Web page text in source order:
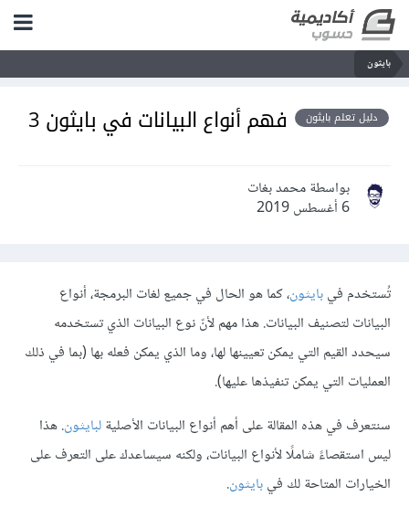
بايثون
دليل تعلم بايثون فهم أنواع البيانات في بايثون 3
بواسطة محمد بغات
6 أغسطس 2019
تُستخدم فيبايثون، كما هو الحال في جميع لغات البرمجة، أنواع
البيانات لتصنيف البيانات. هذا مهم لأنّ نوع البيانات الذي تستخدمه
سيحدد القيم التي يمكن تعيينها لها، وما الذي يمكن فعله بها (بما في ذلك
العمليات التي يمكن تنفيذها عليها).
سنتعرف في هذه المقالة على أهم أنواع البيانات الأصليةلبايثون. هذا
ليس استقصاءً شاملًا لأنواع البيانات، ولكنه سيساعدك على التعرف على
الخيارات المتاحة لك فيبايثون.